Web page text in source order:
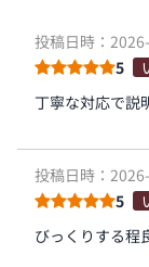
投稿日時：
5
丁寧な対応で説
投稿日時：
5
びっくりする程